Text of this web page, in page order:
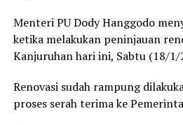
Menteri PU Dody Hanggodo
ketika melakukan peninjauan
Kanjuruhan hari ini, Sabtu (18/1/
Renovasi sudah rampung
proses serah terima ke